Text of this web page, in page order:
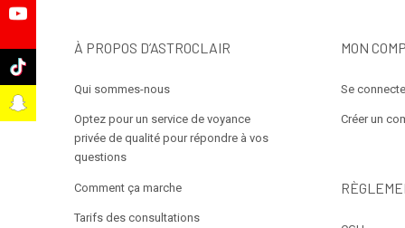
À PROPOS D’ASTROCLAIR
Qui sommes-nous
Optez pour un service de voyance
privée de qualité pour répondre à vos
questions
Comment ça marche
Tarifs des consultations
MON
Se
Créer un